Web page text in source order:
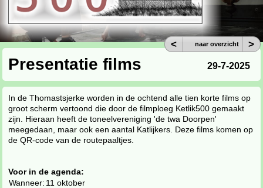
29-7-2025
Presentatie films
In de Thomastsjerke worden in de ochtend alle tien korte films op
groot scherm vertoond die door de filmploeg Ketlik500 gemaakt
zijn. Hieraan heeft de toneelvereniging 'de twa Doorpen'
meegedaan, maar ook een aantal Katlijkers. Deze films komen op
de QR-code van de routepaaltjes.
Voor in de agenda:
Wanneer: 11 oktober
< naar overzicht >